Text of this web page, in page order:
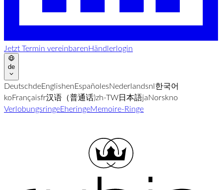
Jetzt Termin vereinbarenHändlerlogin
de
DeutschdeEnglishenEspañolesNederlandsnl한국어
koFrançaisfr汉语（普通话)zh-TW日本語jaNorskno
VerlobungsringeEheringeMemoire-Ringe